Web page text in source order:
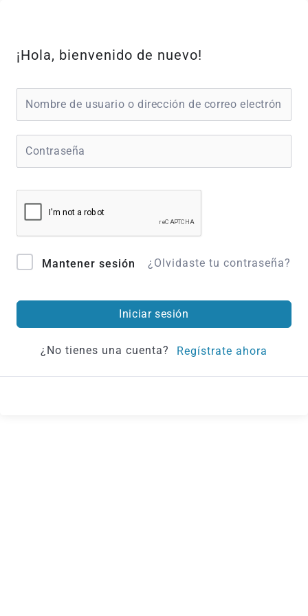
contenido
¡Hola, bienvenido de nuevo!
Mantener sesión ¿Olvidaste tu contraseña?
Iniciar sesión
¿No tienes una cuenta? Regístrate ahora